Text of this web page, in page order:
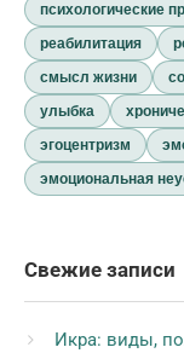
психологические
реабилитация
смысл жизни
улыбка
эгоцентризм
эмоциональная
Свежие записи
Икра: виды,